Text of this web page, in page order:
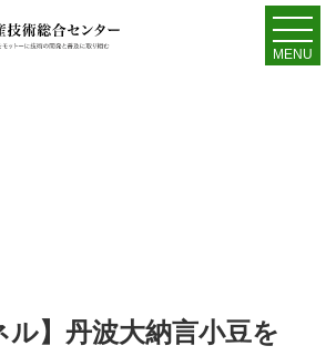
MENU
ル】丹波大納言小豆を